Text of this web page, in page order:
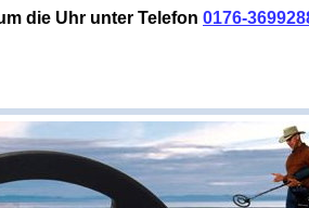
die Uhr unter Telefon 0176-